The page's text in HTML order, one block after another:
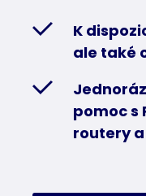
K
ale také
pomoc s
routery